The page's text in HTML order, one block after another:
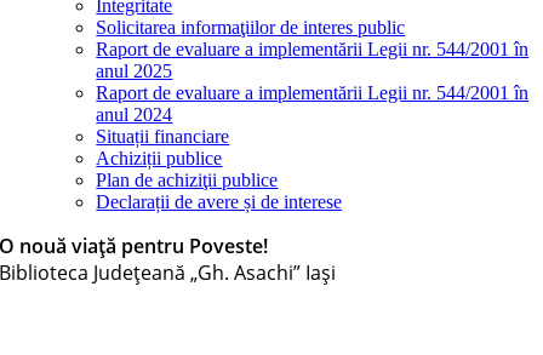
Integritate
Solicitarea informaţiilor de interes public
Raport de evaluare a implementării Legii nr. 544/2001 în
anul 2025
Raport de evaluare a implementării Legii nr. 544/2001 în
anul 2024
Situații financiare
Achiziții publice
Plan de achiziţii publice
Declarații de avere și de interese
O nouă viață pentru Poveste!
Biblioteca Judeţeană „Gh. Asachi” Iaşi